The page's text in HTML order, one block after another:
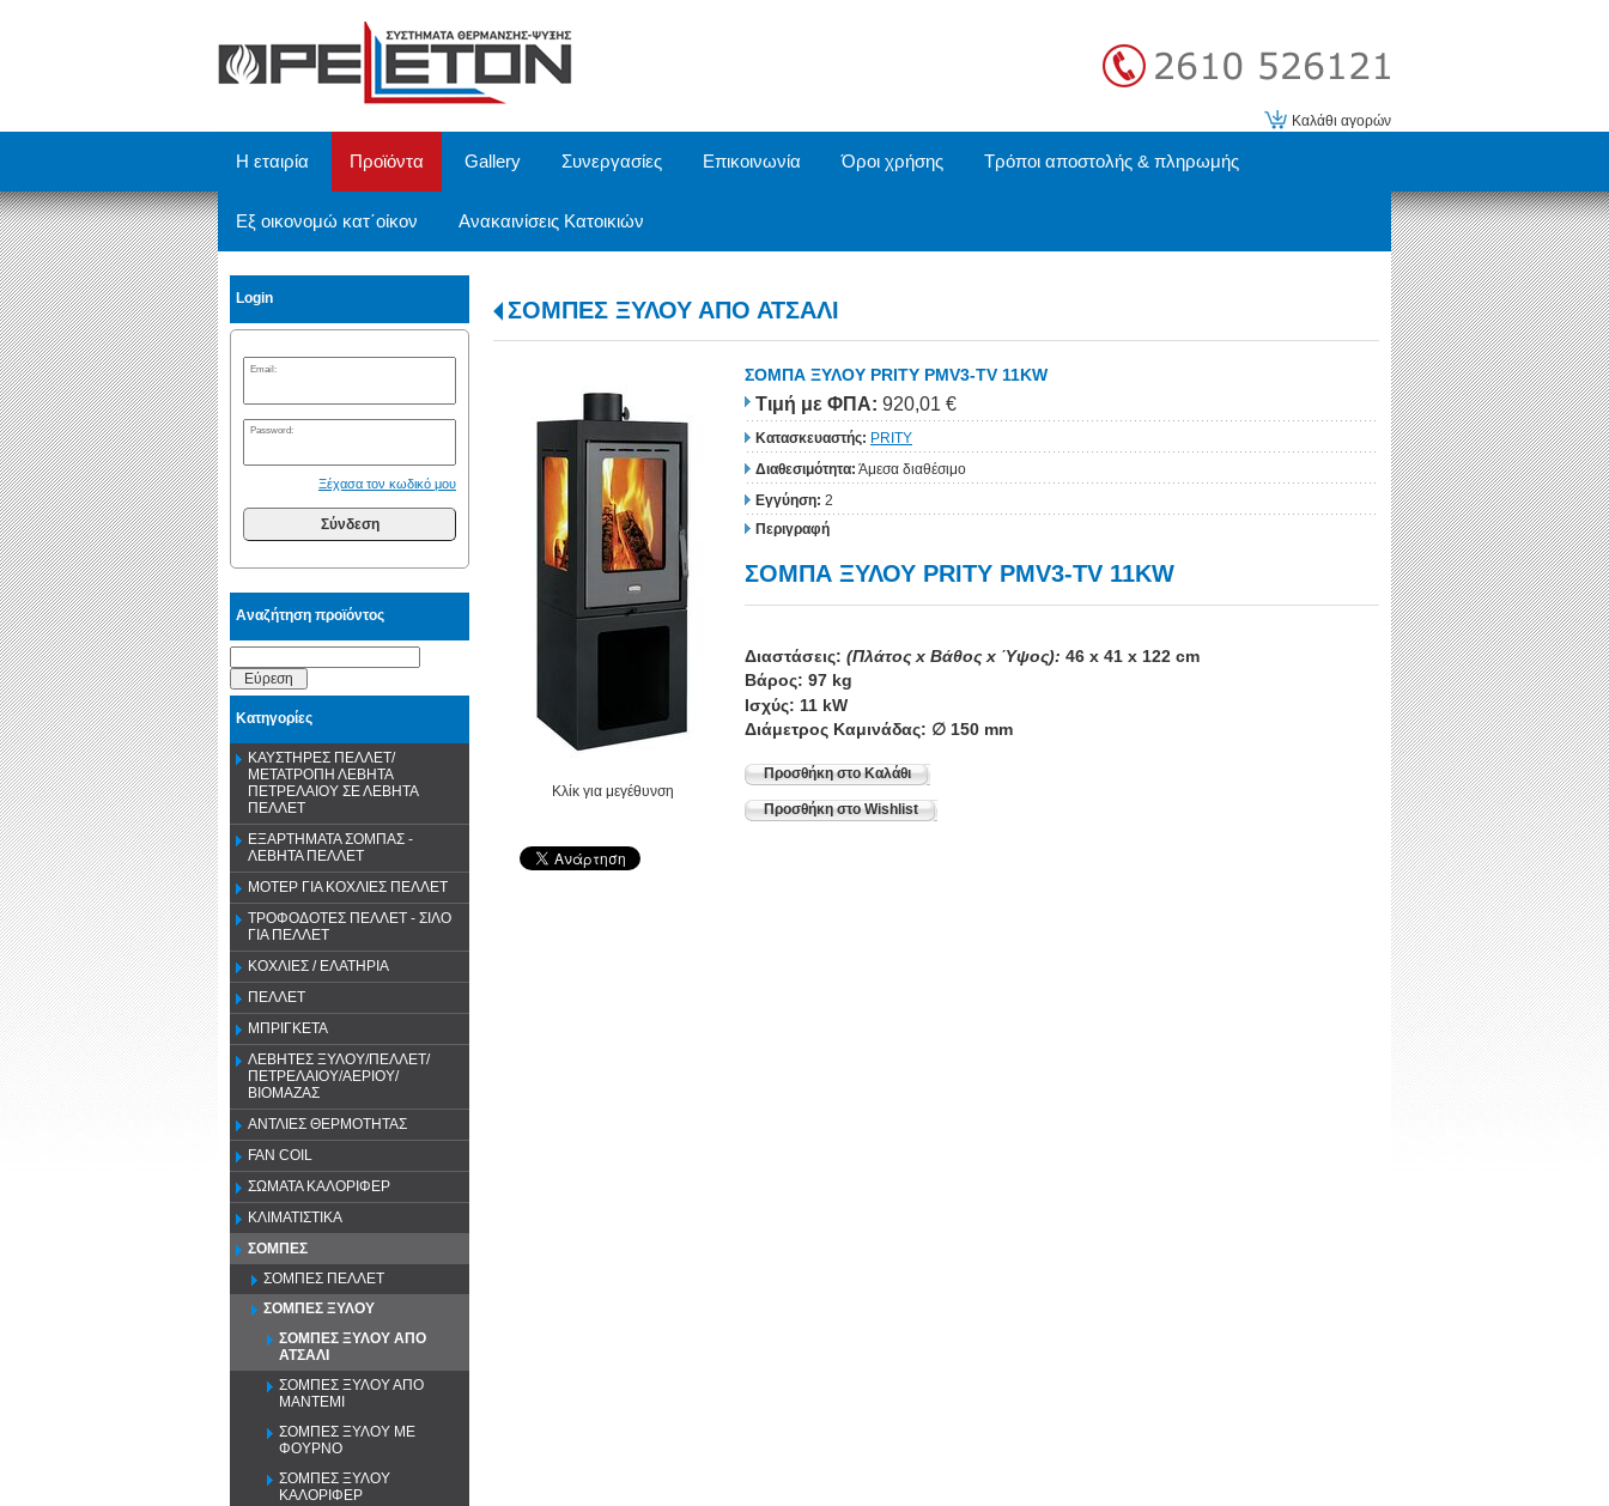
Καλάθι αγορών
Η εταιρία Προϊόντα Gallery Συνεργασίες Επικοινωνία Όροι χρήσης Τρόποι αποστολής & πληρωμής
Εξ οικονομώ κατ΄οίκον Ανακαινίσεις Κατοικιών
Login
Email:
Password:
Ξέχασα τον κωδικό μου
Σύνδεση
Αναζήτηση προϊόντος
Εύρεση
Κατηγορίες
ΚΑΥΣΤΗΡΕΣ ΠΕΛΛΕΤ/
ΜΕΤΑΤΡΟΠΗ ΛΕΒΗΤΑ
ΠΕΤΡΕΛΑΙΟΥ ΣΕ ΛΕΒΗΤΑ
ΠΕΛΛΕΤ
ΕΞΑΡΤΗΜΑΤΑ ΣΟΜΠΑΣ -
ΛΕΒΗΤΑ ΠΕΛΛΕΤ
ΜΟΤΕΡ ΓΙΑ ΚΟΧΛΙΕΣ ΠΕΛΛΕΤ
ΤΡΟΦΟΔΟΤΕΣ ΠΕΛΛΕΤ - ΣΙΛΟ
ΓΙΑ ΠΕΛΛΕΤ
ΚΟΧΛΙΕΣ / ΕΛΑΤΗΡΙΑ
ΠΕΛΛΕΤ
ΜΠΡΙΓΚΕΤΑ
ΛΕΒΗΤΕΣ ΞΥΛΟΥ/ΠΕΛΛΕΤ/
ΠΕΤΡΕΛΑΙΟΥ/ΑΕΡΙΟΥ/
ΒΙΟΜΑΖΑΣ
ΑΝΤΛΙΕΣ ΘΕΡΜΟΤΗΤΑΣ
FAN COIL
ΣΩΜΑΤΑ ΚΑΛΟΡΙΦΕΡ
ΚΛΙΜΑΤΙΣΤΙΚΑ
ΣΟΜΠΕΣ
ΣΟΜΠΕΣ ΠΕΛΛΕΤ
ΣΟΜΠΕΣ ΞΥΛΟΥ
ΣΟΜΠΕΣ ΞΥΛΟΥ ΑΠΟ
ΑΤΣΑΛΙ
ΣΟΜΠΕΣ ΞΥΛΟΥ ΑΠΟ
ΜΑΝΤΕΜΙ
ΣΟΜΠΕΣ ΞΥΛΟΥ ΜΕ
ΦΟΥΡΝΟ
ΣΟΜΠΕΣ ΞΥΛΟΥ
ΚΑΛΟΡΙΦΕΡ
ΣΟΜΠΕΣ ΞΥΛΟΥ ΑΠΟ ΑΤΣΑΛΙ
Κλίκ για μεγέθυνση
ΣΟΜΠΑ ΞΥΛΟΥ PRITY PMV3-TV 11KW
Τιμή με ΦΠΑ: 920,01 €
Κατασκευαστής: PRITY
Διαθεσιμότητα: Άμεσα διαθέσιμο
Εγγύηση: 2
Περιγραφή
ΣΟΜΠΑ ΞΥΛΟΥ PRITY PMV3-TV 11KW
Διαστάσεις: (Πλάτος x Βάθος x Ύψος): 46 x 41 x 122 cm
Βάρος: 97 kg
Ισχύς: 11 kW
Διάμετρος Καμινάδας: ∅ 150 mm
Προσθήκη στο Καλάθι
Προσθήκη στο Wishlist